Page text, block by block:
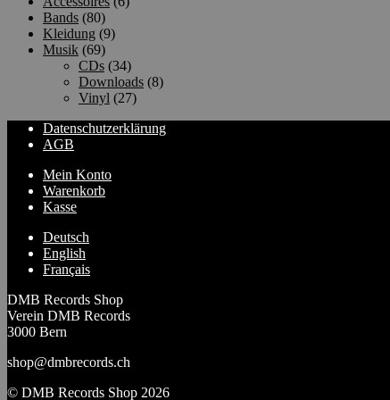
Bands (80)
Kleidung (9)
Musik (69)
CDs (34)
Downloads (8)
Vinyl (27)
Datenschutzerklärung
AGB
Mein Konto
Warenkorb
Kasse
Deutsch
English
Français
DMB Records Shop
Verein DMB Records
3000 Bern
shop@dmbrecords.ch
© DMB Records Shop 2026